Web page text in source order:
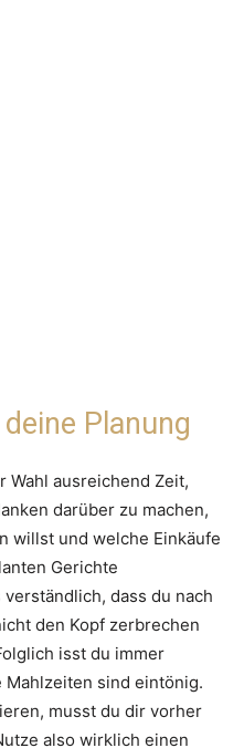
Planung
Wahl ausreichend Zeit,
darüber zu machen,
willst und welche Einkäufe
Gerichte
dass du nach
den Kopf zerbrechen
isst du immer
sind eintönig.
musst du dir vorher
also wirklich einen